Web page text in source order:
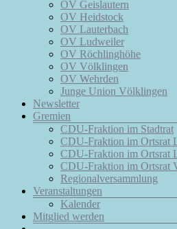
OV Geislautern
OV Heidstock
OV Lauterbach
OV Ludweiler
OV Röchlinghöhe
OV Völklingen
OV Wehrden
Junge Union Völklingen
Newsletter
Gremien
CDU-Fraktion im Stadtrat
CDU-Fraktion im Ortsrat
CDU-Fraktion im Ortsrat
CDU-Fraktion im Ortsrat
Regionalversammlung
Veranstaltungen
Kalender
Mitglied werden